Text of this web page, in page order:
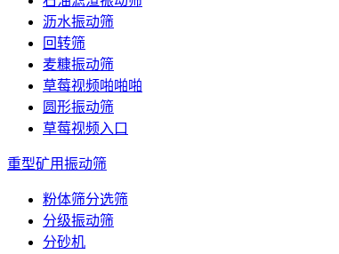
沥水振动筛
回转筛
麦糠振动筛
草莓视频啪啪啪
圆形振动筛
草莓视频入口
重型矿用振动筛
粉体筛分选筛
分级振动筛
分砂机